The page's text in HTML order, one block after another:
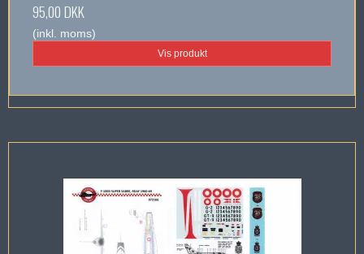
95,00 DKK
(inkl. moms)
Vis produkt